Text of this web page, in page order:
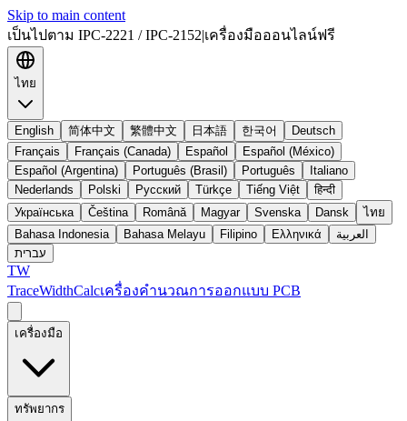
Skip to main content
เป็นไปตาม IPC-2221 / IPC-2152|เครื่องมือออนไลน์ฟรี
ไทย
English 简体中文 繁體中文 日本語 한국어
Deutsch
Français
Français (Canada) Español
Español (México)
Español (Argentina)
Português (Brasil) Português
Italiano
Nederlands
Polski Русский Türkçe Tiếng Việt
हिन्दी
Українська
Čeština Română Magyar Svenska Dansk
ไทย
Bahasa Indonesia
Bahasa Melayu Filipino Ελληνικά
العربية
עברית
TW
TraceWidthCalcเครื่องคำนวณการออกแบบ PCB
เครื่องมือ
ทรัพยากร